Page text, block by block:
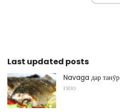
Last updated posts
Navaga дар танӯр
ҒИЗО